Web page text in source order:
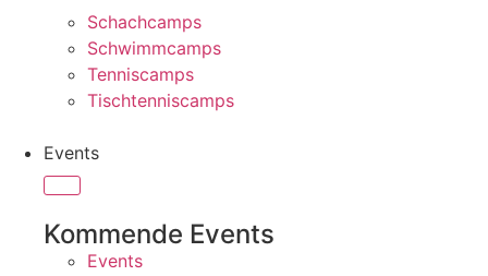
Schachcamps
Schwimmcamps
Tenniscamps
Tischtenniscamps
Events
Kommende Events
Events